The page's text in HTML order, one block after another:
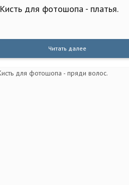
Кисть для фотошопа - платья.
Читать далее